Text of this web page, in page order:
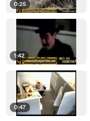
0:25
1:42
0:47